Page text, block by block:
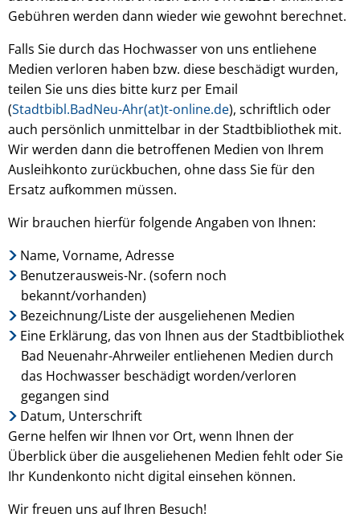
Gebühren werden dann wieder wie gewohnt berechnet.
Falls Sie durch das Hochwasser von uns entliehene
Medien verloren haben bzw. diese beschädigt wurden,
teilen Sie uns dies bitte kurz per Email
(Stadtbibl.BadNeu-Ahr(at)t-online.de), schriftlich oder
auch persönlich unmittelbar in der Stadtbibliothek mit.
Wir werden dann die betroffenen Medien von Ihrem
Ausleihkonto zurückbuchen, ohne dass Sie für den
Ersatz aufkommen müssen.
Wir brauchen hierfür folgende Angaben von Ihnen:
Name, Vorname, Adresse
Benutzerausweis-Nr. (sofern noch
bekannt/vorhanden)
Bezeichnung/Liste der ausgeliehenen Medien
Eine Erklärung, das von Ihnen aus der Stadtbibliothek
Bad Neuenahr-Ahrweiler entliehenen Medien durch
das Hochwasser beschädigt worden/verloren
gegangen sind
Datum, Unterschrift
Gerne helfen wir Ihnen vor Ort, wenn Ihnen der
Überblick über die ausgeliehenen Medien fehlt oder Sie
Ihr Kundenkonto nicht digital einsehen können.
Wir freuen uns auf Ihren Besuch!